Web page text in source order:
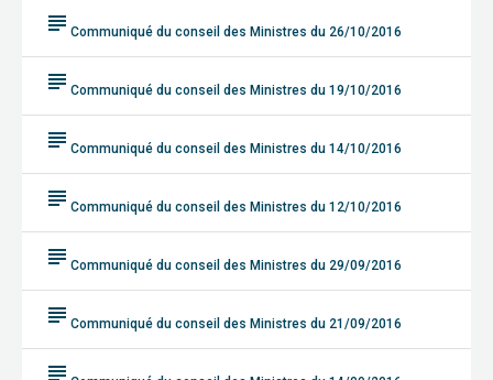
subject Communiqué du conseil des Ministres du 26/10/2016
subject Communiqué du conseil des Ministres du 19/10/2016
subject Communiqué du conseil des Ministres du 14/10/2016
subject Communiqué du conseil des Ministres du 12/10/2016
subject Communiqué du conseil des Ministres du 29/09/2016
subject Communiqué du conseil des Ministres du 21/09/2016
subject